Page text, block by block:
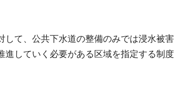
して、公共下水道の整備のみでは浸水被
していく必要がある区域を指定する制